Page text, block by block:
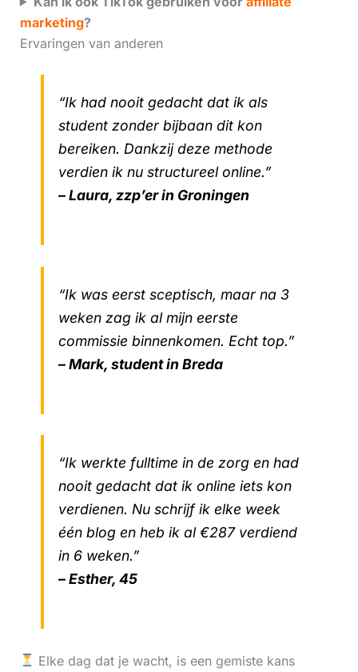
marketing?
Ervaringen van anderen
“Ik had nooit gedacht dat ik als
student zonder bijbaan dit kon
bereiken. Dankzij deze methode
verdien ik nu structureel online.”
– Laura, zzp’er in Groningen
“Ik was eerst sceptisch, maar na 3
weken zag ik al mijn eerste
commissie binnenkomen. Echt top.”
– Mark, student in Breda
“Ik werkte fulltime in de zorg en had
nooit gedacht dat ik online iets kon
verdienen. Nu schrijf ik elke week
één blog en heb ik al €287 verdiend
in 6 weken.”
– Esther, 45
Elke dag dat je wacht, is een gemiste kans